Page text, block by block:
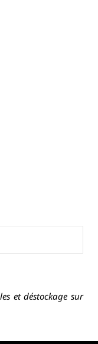
et déstockage sur